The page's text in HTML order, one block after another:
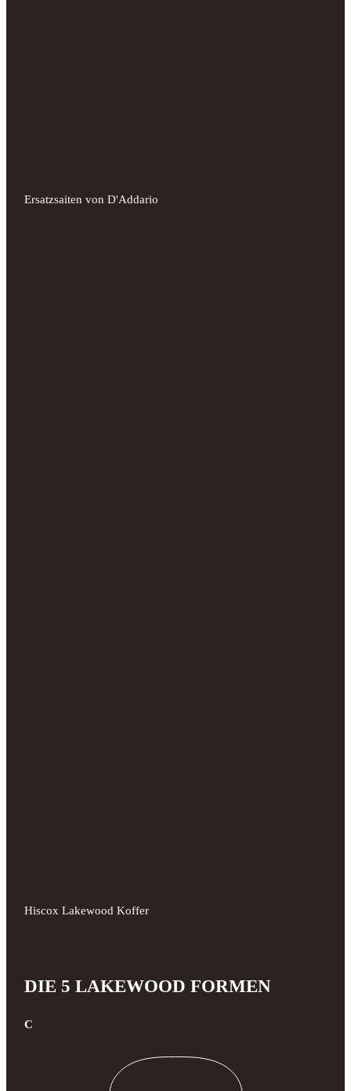
Ersatzsaiten von D'Addario
Hiscox Lakewood Koffer
DIE 5 LAKEWOOD FORMEN
C